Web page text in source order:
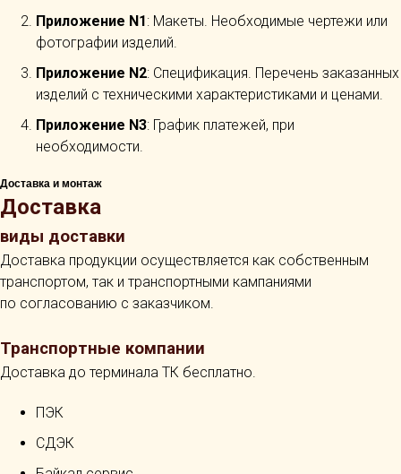
Приложение N1: Макеты. Необходимые чертежи или
фотографии изделий.
Приложение N2: Спецификация. Перечень заказанных
изделий с техническими характеристиками и ценами.
Приложение N3: График платежей, при
необходимости.
Доставка и монтаж
Доставка
виды доставки
Доставка продукции осуществляется как собственным
транспортом, так и транспортными кампаниями
по согласованию с заказчиком.
Транспортные компании
Доставка до терминала ТК бесплатно.
ПЭК
СДЭК